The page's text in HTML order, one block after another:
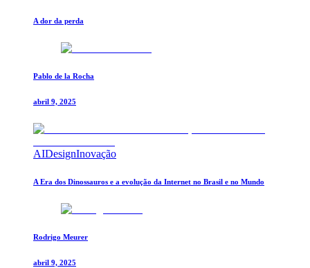
A dor da perda
Pablo de la Rocha
abril 9, 2025
AIDesignInovação
A Era dos Dinossauros e a evolução da Internet no Brasil e no Mundo
Rodrigo Meurer
abril 9, 2025